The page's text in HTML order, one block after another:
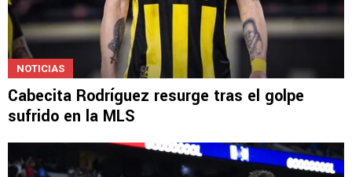
NOTICIAS
Cabecita Rodríguez resurge tras el golpe
sufrido en la MLS